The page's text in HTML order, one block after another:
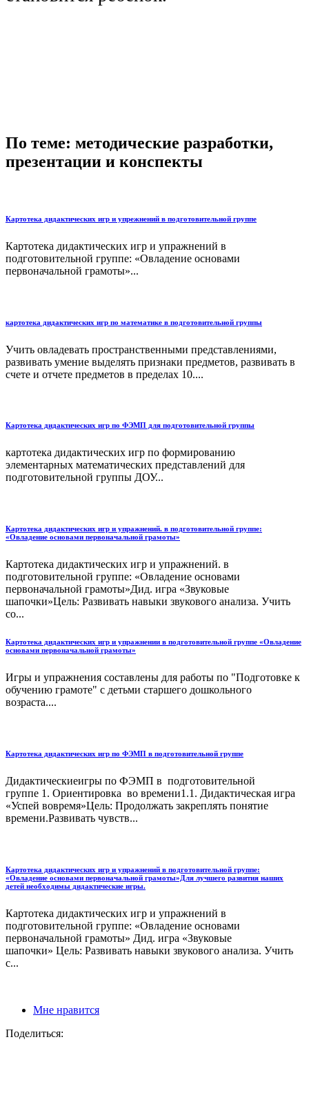
По теме: методические разработки,
презентации и конспекты
Картотека дидактических игр и упрежнений в подготовительной группе
Картотека дидактических игр и упражнений в
подготовительной группе: «Овладение основами
первоначальной грамоты»...
картотека дидактических игр по математике в подготовительной группы
Учить овладевать пространственными представлениями,
развивать умение выделять признаки предметов, развивать в
счете и отчете предметов в пределах 10....
Картотека дидактических игр по ФЭМП для подготовительной группы
картотека дидактических игр по формированию
элементарных математических представлений для
подготовительной группы ДОУ...
Картотека дидактических игр и упражнений. в подготовительной группе:
«Овладение основами первоначальной грамоты»
Картотека дидактических игр и упражнений. в
подготовительной группе: «Овладение основами
первоначальной грамоты»Дид. игра «Звуковые
шапочки»Цель: Развивать навыки звукового анализа. Учить
со...
Картотека дидактических игр и упражнении в подготовительной группе «Овладение
основами первоначальной грамоты»
Игры и упражнения составлены для работы по "Подготовке к
обучению грамоте" с детьми старшего дошкольного
возраста....
Картотека дидактических игр по ФЭМП в подготовительной группе
Дидактическиеигры по ФЭМП в подготовительной
группе 1. Ориентировка во времени1.1. Дидактическая игра
«Успей вовремя»Цель: Продолжать закреплять понятие
времени.Развивать чувств...
Картотека дидактических игр и упражнений в подготовительной группе:
«Овладение основами первоначальной грамоты»Для лучшего развития наших
детей необходимы дидактические игры.
Картотека дидактических игр и упражнений в
подготовительной группе: «Овладение основами
первоначальной грамоты» Дид. игра «Звуковые
шапочки» Цель: Развивать навыки звукового анализа. Учить
с...
Мне нравится
Поделиться: